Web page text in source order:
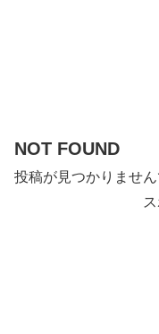
NOT FOUND
投稿が見つかりません